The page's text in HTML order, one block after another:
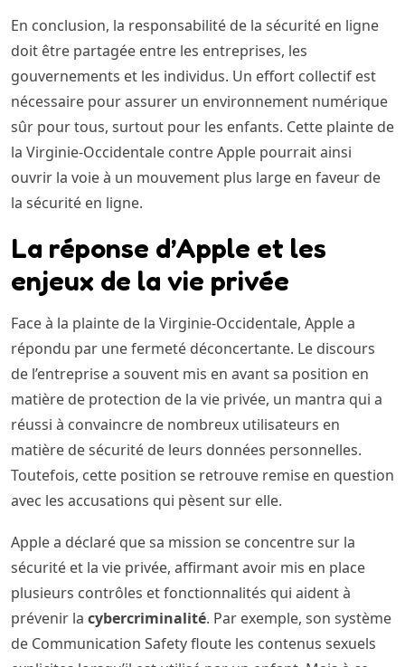
En conclusion, la responsabilité de la sécurité en ligne
doit être partagée entre les entreprises, les
gouvernements et les individus. Un effort collectif est
nécessaire pour assurer un environnement numérique
sûr pour tous, surtout pour les enfants. Cette plainte de
la Virginie-Occidentale contre Apple pourrait ainsi
ouvrir la voie à un mouvement plus large en faveur de
la sécurité en ligne.
La réponse d’Apple et les
enjeux de la vie privée
Face à la plainte de la Virginie-Occidentale, Apple a
répondu par une fermeté déconcertante. Le discours
de l’entreprise a souvent mis en avant sa position en
matière de protection de la vie privée, un mantra qui a
réussi à convaincre de nombreux utilisateurs en
matière de sécurité de leurs données personnelles.
Toutefois, cette position se retrouve remise en question
avec les accusations qui pèsent sur elle.
Apple a déclaré que sa mission se concentre sur la
sécurité et la vie privée, affirmant avoir mis en place
plusieurs contrôles et fonctionnalités qui aident à
prévenir la cybercriminalité. Par exemple, son système
de Communication Safety floute les contenus sexuels